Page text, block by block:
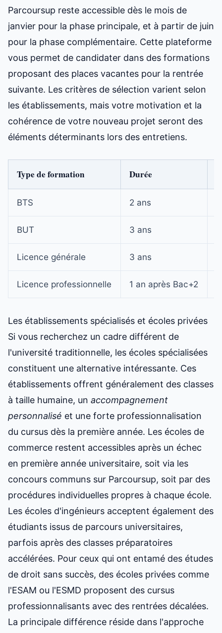
Parcoursup reste accessible dès le mois de
janvier pour la phase principale, et à partir de juin
pour la phase complémentaire. Cette plateforme
vous permet de candidater dans des formations
proposant des places vacantes pour la rentrée
suivante. Les critères de sélection varient selon
les établissements, mais votre motivation et la
cohérence de votre nouveau projet seront des
éléments déterminants lors des entretiens.
Type de formation Durée
BTS 2 ans
BUT 3 ans
Licence générale 3 ans
Licence professionnelle 1 an après Bac+2
Les établissements spécialisés et écoles privées
Si vous recherchez un cadre différent de
l'université traditionnelle, les écoles spécialisées
constituent une alternative intéressante. Ces
établissements offrent généralement des classes
à taille humaine, un accompagnement
personnalisé et une forte professionnalisation
du cursus dès la première année. Les écoles de
commerce restent accessibles après un échec
en première année universitaire, soit via les
concours communs sur Parcoursup, soit par des
procédures individuelles propres à chaque école.
Les écoles d'ingénieurs acceptent également des
étudiants issus de parcours universitaires,
parfois après des classes préparatoires
accélérées. Pour ceux qui ont entamé des études
de droit sans succès, des écoles privées comme
l'ESAM ou l'ESMD proposent des cursus
professionnalisants avec des rentrées décalées.
La principale différence réside dans l'approche